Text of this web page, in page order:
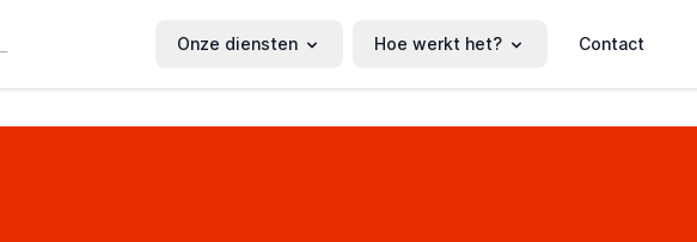
Onze diensten Hoe werkt het? Contact